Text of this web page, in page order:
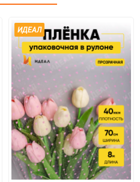
2
шт
ИДЕАЛ